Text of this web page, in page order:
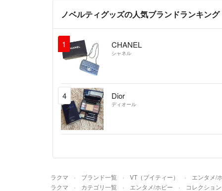
ノベルティグッズの人気ブランドランキング
1 CHANEL
シャネル
4 Dior
ディオール
ラクマ ブランド一覧 VT（ブイティー） エンタメ/
ラクマ カテゴリ一覧 エンタメ/ホビー コレクション